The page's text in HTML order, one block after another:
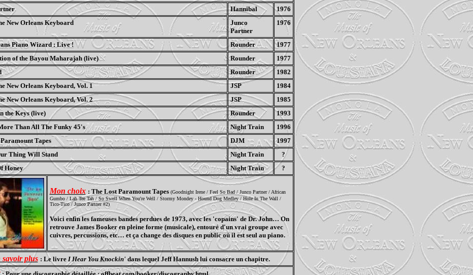
Hannibal
1976
New Orleans Keyboard
Junco
Partner
1976
Piano Wizard : Live ! Rounder
1977
of the Bayou Maharajah (live)
Rounder
1977
Rounder
1982
New Orleans Keyboard, Vol. 1
JSP
1984
New Orleans Keyboard, Vol. 2
JSP
1985
the Keys (live)
Rounder
1993
Than All The Funky 45's
Night Train
1996
Tapes
DJM
1997
Thing Will Stand
Night Train
?
Honey
Night Train ?
Mon choix : The Lost Paramount Tapes (Goodnight Irene / Feel So Bad / Junco Partner / African
Gumbo / Lah Tee Tah / So Swell When You're Well / Stormy Mondey - Hound Dog Medley / Hole In The Wall /
Tico-Tico / Junco Partner #2)
Voici enfin les fameuses bandes perdues de 1973, avec les 'copains' de Dr. John… On
retrouve James Booker en pleine forme (musicale), entouré d'un vrai groupe avec
cuivres, percussions, etc… et ça change des disques en public où il est seul au piano.
plus : Le livre I Hear You Knockin'dans lequel Jeff Hannush lui consacre un chapitre.